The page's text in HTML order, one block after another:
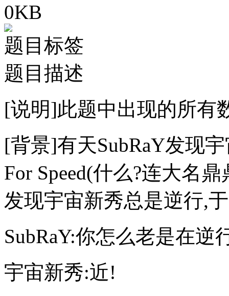
0KB
题目标签
题目描述
[说明]此题中出现的所有
[背景]有天SubRaY发现
For Speed(什么?连大名
发现宇宙新秀总是逆行,
SubRaY:你怎么老是在逆
宇宙新秀:近!